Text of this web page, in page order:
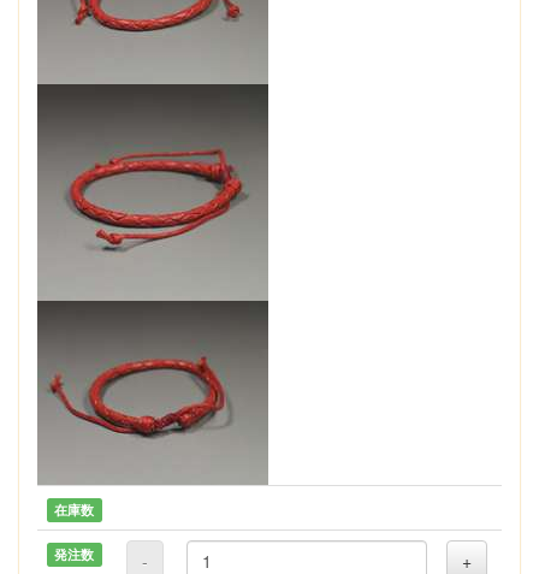
在庫数
発注数 - +